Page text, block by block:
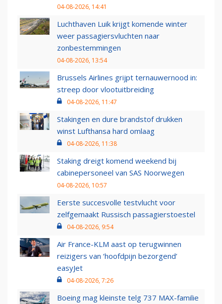
04-08-2026, 14:41
Luchthaven Luik krijgt komende winter
weer passagiersvluchten naar
zonbestemmingen
04-08-2026, 13:54
Brussels Airlines grijpt ternauwernood in:
streep door vlootuitbreiding
04-08-2026, 11:47
Stakingen en dure brandstof drukken
winst Lufthansa hard omlaag
04-08-2026, 11:38
Staking dreigt komend weekend bij
cabinepersoneel van SAS Noorwegen
04-08-2026, 10:57
Eerste succesvolle testvlucht voor
zelfgemaakt Russisch passagierstoestel
04-08-2026, 9:54
Air France-KLM aast op terugwinnen
reizigers van ‘hoofdpijn bezorgend’
easyJet
04-08-2026, 7:26
Boeing mag kleinste telg 737 MAX-familie